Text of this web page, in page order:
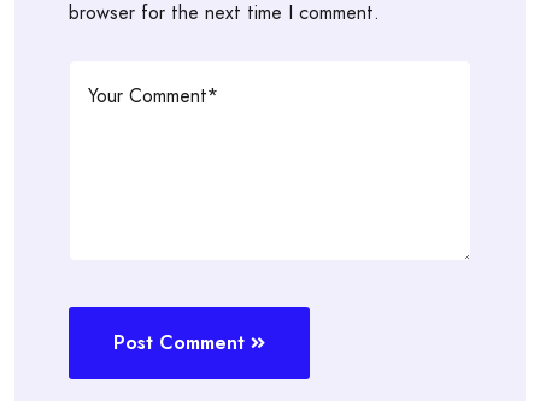
browser for the next time I comment.
Post Comment